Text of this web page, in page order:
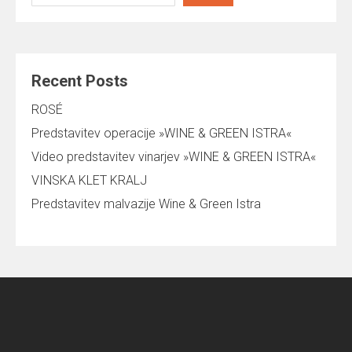
Recent Posts
ROSÉ
Predstavitev operacije »WINE & GREEN ISTRA«
Video predstavitev vinarjev »WINE & GREEN ISTRA«
VINSKA KLET KRALJ
Predstavitev malvazije Wine & Green Istra